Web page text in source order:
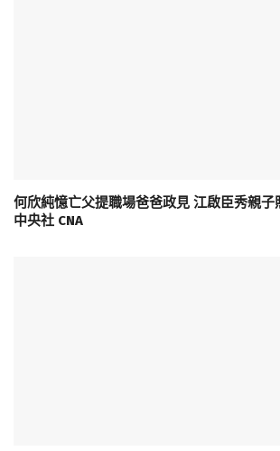
何欣純憶亡父提職場爸爸政見 江啟臣秀親子
中央社 CNA